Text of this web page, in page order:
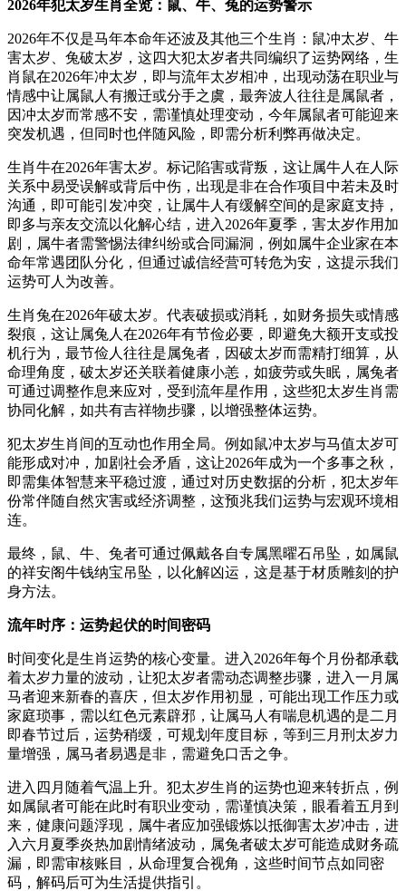
2026年犯太岁生肖全览：鼠、牛、兔的运势警示
2026年不仅是马年本命年还波及其他三个生肖：鼠冲太岁、牛
害太岁、兔破太岁，这四大犯太岁者共同编织了运势网络，生
肖鼠在2026年冲太岁，即与流年太岁相冲，出现动荡在职业与
情感中让属鼠人有搬迁或分手之虞，最奔波人往往是属鼠者，
因冲太岁而常感不安，需谨慎处理变动，今年属鼠者可能迎来
突发机遇，但同时也伴随风险，即需分析利弊再做决定。
生肖牛在2026年害太岁。标记陷害或背叛，这让属牛人在人际
关系中易受误解或背后中伤，出现是非在合作项目中若未及时
沟通，即可能引发冲突，让属牛人有缓解空间的是家庭支持，
即多与亲友交流以化解心结，进入2026年夏季，害太岁作用加
剧，属牛者需警惕法律纠纷或合同漏洞，例如属牛企业家在本
命年常遇团队分化，但通过诚信经营可转危为安，这提示我们
运势可人为改善。
生肖兔在2026年破太岁。代表破损或消耗，如财务损失或情感
裂痕，这让属兔人在2026年有节俭必要，即避免大额开支或投
机行为，最节俭人往往是属兔者，因破太岁而需精打细算，从
命理角度，破太岁还关联着健康小恙，如疲劳或失眠，属兔者
可通过调整作息来应对，受到流年星作用，这些犯太岁生肖需
协同化解，如共有吉祥物步骤，以增强整体运势。
犯太岁生肖间的互动也作用全局。例如鼠冲太岁与马值太岁可
能形成对冲，加剧社会矛盾，这让2026年成为一个多事之秋，
即需集体智慧来平稳过渡，通过对历史数据的分析，犯太岁年
份常伴随自然灾害或经济调整，这预兆我们运势与宏观环境相
连。
最终，鼠、牛、兔者可通过佩戴各自专属黑曜石吊坠，如属鼠
的祥安阁牛钱纳宝吊坠，以化解凶运，这是基于材质雕刻的护
身方法。
流年时序：运势起伏的时间密码
时间变化是生肖运势的核心变量。进入2026年每个月份都承载
着太岁力量的波动，让犯太岁者需动态调整步骤，进入一月属
马者迎来新春的喜庆，但太岁作用初显，可能出现工作压力或
家庭琐事，需以红色元素辟邪，让属马人有喘息机遇的是二月
即春节过后，运势稍缓，可规划年度目标，等到三月刑太岁力
量增强，属马者易遇是非，需避免口舌之争。
进入四月随着气温上升。犯太岁生肖的运势也迎来转折点，例
如属鼠者可能在此时有职业变动，需谨慎决策，眼看着五月到
来，健康问题浮现，属牛者应加强锻炼以抵御害太岁冲击，进
入六月夏季炎热加剧情绪波动，属兔者破太岁可能造成财务疏
漏，即需审核账目，从命理复合视角，这些时间节点如同密
码，解码后可为生活提供指引。